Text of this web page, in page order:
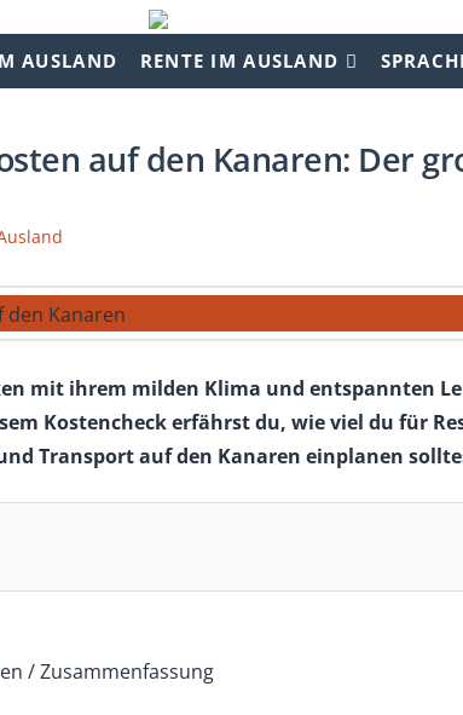
AUSLAND RENTE IM AUSLAND
auf den Kanaren: Der
mit ihrem milden Klima und entspannten
Kostencheck erfährst du, wie viel du für
Transport auf den Kanaren einplanen
/ Zusammenfassung